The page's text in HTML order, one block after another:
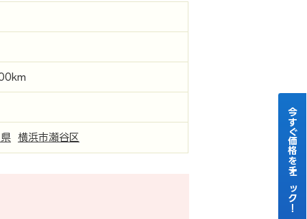
横浜市瀬谷区 今すぐ価格をチェック！